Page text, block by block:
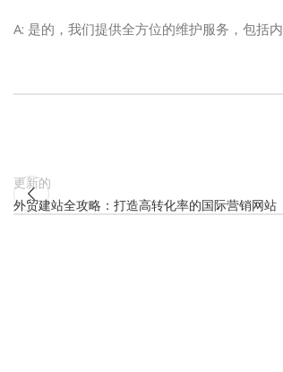
A: 是的，我们提供全方位的维护服务，包括
更新的
外贸建站全攻略：打造高转化率的国际营销网站